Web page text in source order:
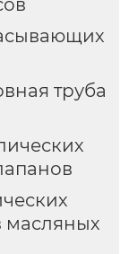
труба
масляных